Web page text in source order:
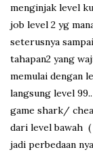
menginjak level
job level 2 yg
seterusnya
tahapan2 yang
memulai dengan
langsung level
game shark/
dari level bawah (
jadi perbedaan